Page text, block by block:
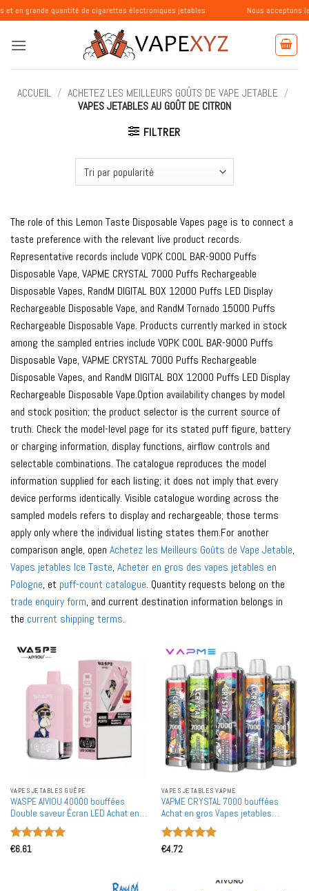
Passer
au
contenu
quantité de cigarettes électroniques jetables Nous acceptons les
ACCUEIL / ACHETEZ LES MEILLEURS GOÛTS DE VAPE JETABLE /
VAPES JETABLES AU GOÛT DE CITRON
FILTRER
The role of this Lemon Taste Disposable Vapes page is to connect a
taste preference with the relevant live product records.
Representative records include VOPK COOL BAR-9000 Puffs
Disposable Vape, VAPME CRYSTAL 7000 Puffs Rechargeable
Disposable Vapes, RandM DIGITAL BOX 12000 Puffs LED Display
Rechargeable Disposable Vape, and RandM Tornado 15000 Puffs
Rechargeable Disposable Vape. Products currently marked in stock
among the sampled entries include VOPK COOL BAR-9000 Puffs
Disposable Vape, VAPME CRYSTAL 7000 Puffs Rechargeable
Disposable Vapes, and RandM DIGITAL BOX 12000 Puffs LED Display
Rechargeable Disposable Vape.Option availability changes by model
and stock position; the product selector is the current source of
truth. Check the model-level page for its stated puff figure, battery
or charging information, display functions, airflow controls and
selectable combinations. The catalogue reproduces the model
information supplied for each listing; it does not imply that every
device performs identically. Visible catalogue wording across the
sampled models refers to display and rechargeable; those terms
apply only where the individual listing states them.For another
comparison angle, open Achetez les Meilleurs Goûts de Vape Jetable,
Vapes jetables Ice Taste, Acheter en gros des vapes jetables en
Pologne, et puff-count catalogue. Quantity requests belong on the
trade enquiry form, and current destination information belongs in
the current shipping terms.
VAPES JETABLES GUÊPE
WASPE AIVIOU 40000 bouffées
Double saveur Écran LED Achat en
gros Vapes jetables rechargeables
en gros
Note
€6.61
VAPES JETABLES VAPME
VAPME CRYSTAL 7000 bouffées
Achat en gros Vapes jetables
rechargeables en gros
Note
€4.72